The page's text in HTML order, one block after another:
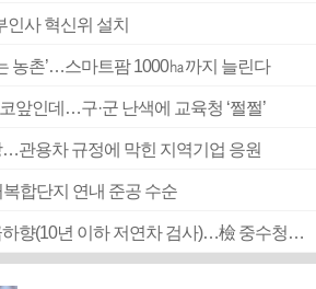
인사 혁신위 설치
농촌’…스마트팜 1000㏊까지 늘린다
앞인데…구·군 난색에 교육청 ‘쩔쩔’
관용차 규정에 막힌 지역기업 응원
합단지 연내 준공 수순
■ 검사 신분 버리고 직급하향(10년 이하 저연차 검사)…檢 중수청행 기피